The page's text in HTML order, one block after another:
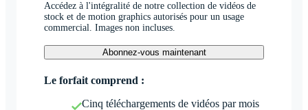
Accédez à l'intégralité de notre collection de vidéos de
stock et de motion graphics autorisés pour un usage
commercial. Images non incluses.
Abonnez-vous maintenant
Le forfait comprend :
Cinq téléchargements de vidéos par mois